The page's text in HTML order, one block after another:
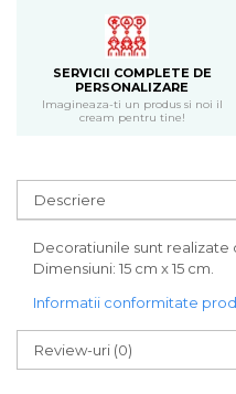
Cadouri pentru bunici
Bijuterii
CERCEI ZAMAC
SERVICII COMPLETE DE
PERSONALIZARE
Imagineaza-ti un produs si noi il
cream pentru tine!
Descriere
Decoratiunile sunt realizate
Dimensiuni: 15 cm x 15 cm.
Informatii conformitate
Review-uri (0)